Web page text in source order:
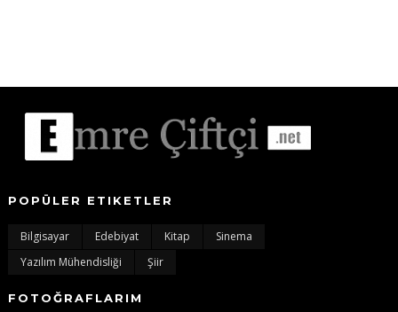
POPÜLER ETIKETLER
Bilgisayar Edebiyat Kitap
Sinema
Yazılım Mühendisliği
Şiir
FOTOĞRAFLARIM